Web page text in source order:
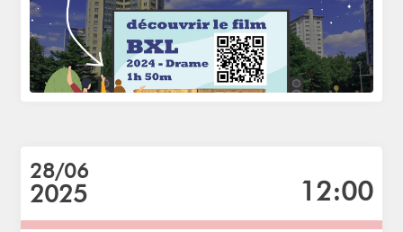
28/06
2025 12:00